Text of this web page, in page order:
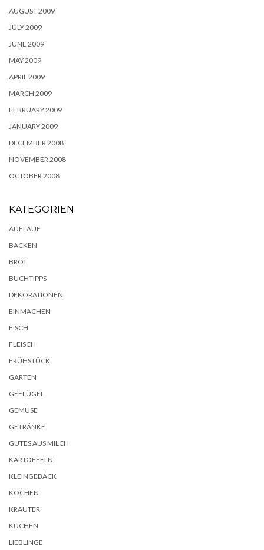
AUGUST 2009
JULY 2009
JUNE 2009
MAY 2009
APRIL 2009
MARCH 2009
FEBRUARY 2009
JANUARY 2009
DECEMBER 2008
NOVEMBER 2008
OCTOBER 2008
KATEGORIEN
AUFLAUF
BACKEN
BROT
BUCHTIPPS
DEKORATIONEN
EINMACHEN
FISCH
FLEISCH
FRÜHSTÜCK
GARTEN
GEFLÜGEL
GEMÜSE
GETRÄNKE
GUTES AUS MILCH
KARTOFFELN
KLEINGEBÄCK
KOCHEN
KRÄUTER
KUCHEN
LIEBLINGE